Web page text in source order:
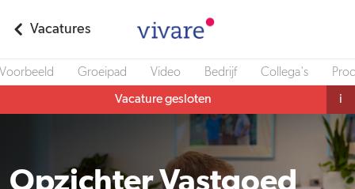
Vacatures
Voorbeeld Groeipad Video Bedrijf Collega's
Vacature gesloten i
Opzichter Vastgoed